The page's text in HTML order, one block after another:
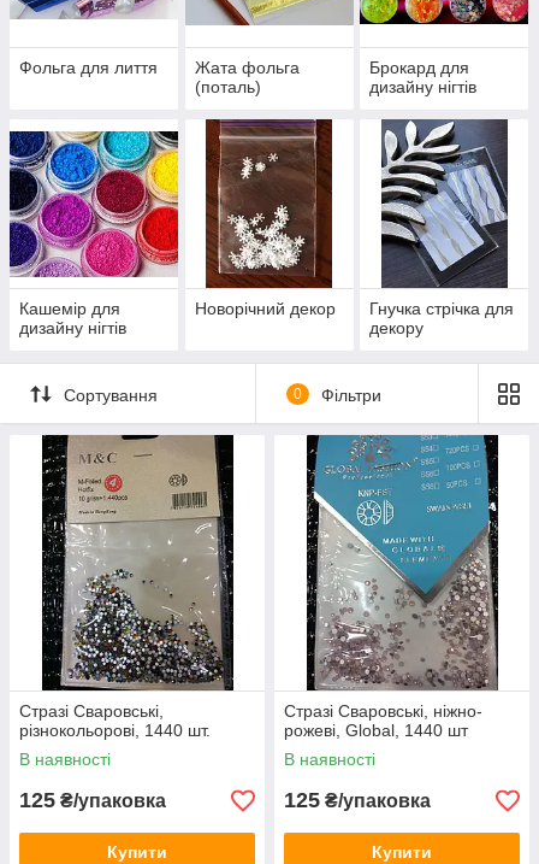
Фольга для лиття
Жата фольга
(поталь)
Брокард для
дизайну нігтів
Кашемір для
дизайну нігтів
Новорічний декор
Гнучка стрічка для
декору
Сортування 0 Фільтри
Стразі Сваровські,
різнокольорові, 1440 шт.
В наявності
125 ₴/упаковка
Купити
Стразі Сваровські, ніжно-
рожеві, Global, 1440 шт
В наявності
125 ₴/упаковка
Купити